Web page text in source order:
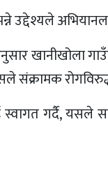
खानीखोला
संक्रामक
गर्दै, यसले